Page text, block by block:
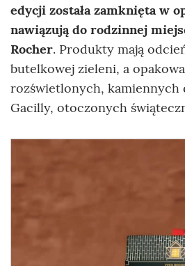
edycji została zamknięta w
nawiązują do rodzinnej
Rocher. Produkty mają
butelkowej zieleni, a
rozświetlonych, kamiennych
Gacilly, otoczonych